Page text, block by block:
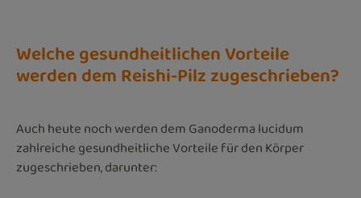
Welche gesundheitlichen Vorteile
werden dem Reishi-Pilz zugeschrieben?
Auch heute noch werden dem Ganoderma lucidum
zahlreiche gesundheitliche Vorteile für den Körper
zugeschrieben, darunter: